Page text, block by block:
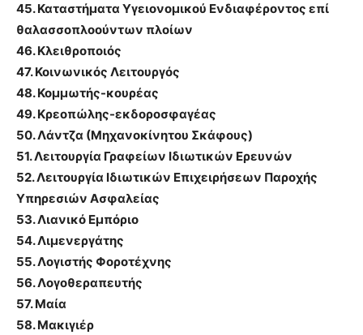
45. Καταστήματα Υγειονομικού Ενδιαφέροντος επί
θαλασσοπλοούντων πλοίων
46. Κλειθροποιός
47. Κοινωνικός Λειτουργός
48. Κομμωτής-κουρέας
49. Κρεοπώλης-εκδοροσφαγέας
50. Λάντζα (Μηχανοκίνητου Σκάφους)
51. Λειτουργία Γραφείων Ιδιωτικών Ερευνών
52. Λειτουργία Ιδιωτικών Επιχειρήσεων Παροχής
Υπηρεσιών Ασφαλείας
53. Λιανικό Εμπόριο
54. Λιμενεργάτης
55. Λογιστής Φοροτέχνης
56. Λογοθεραπευτής
57. Μαία
58. Μακιγιέρ